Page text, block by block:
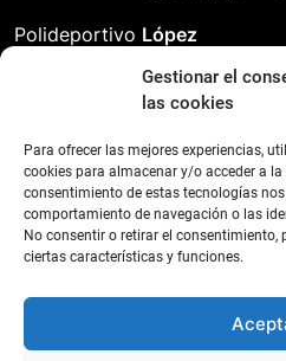
Gestionar el
las cookies
Para ofrecer las mejores experiencias,
cookies para almacenar y/o acceder a
consentimiento de estas tecnologías
comportamiento de navegación o las
No consentir o retirar el consentimiento,
ciertas características y funciones.
Polideportivo López
Tenis Carla
Suárez
35011 Las
Palmas de
Gran